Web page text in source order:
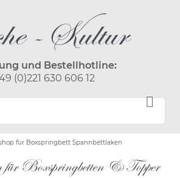
und Bestellhotline:
(0)221 630 606 12
für Boxspringbett Spannbettlaken